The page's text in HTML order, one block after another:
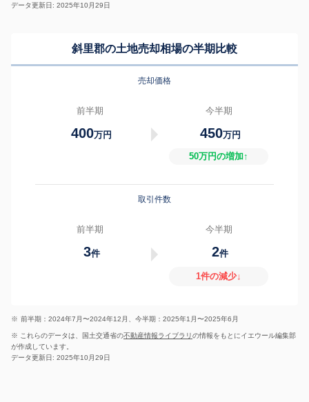
データ更新日: 2025年10月29日
斜里郡の土地売却相場の半期比較
売却価格
前半期
400万円
今半期
450万円
50万円の増加↑
取引件数
前半期
3件
今半期
2件
1件の減少↓
※ 前半期：2024年7月〜2024年12月、今半期：2025年1月〜2025年6月
※ これらのデータは、国土交通省の不動産情報ライブラリの情報をもとにイエウール編集部
が作成しています。
データ更新日: 2025年10月29日